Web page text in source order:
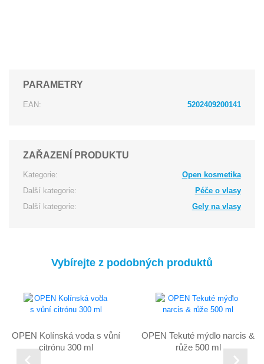
PARAMETRY
EAN: 5202409200141
ZAŘAZENÍ PRODUKTU
Kategorie:
Open kosmetika
Další kategorie:
Péče o vlasy
Další kategorie:
Gely na vlasy
Vybírejte z podobných produktů
OPEN Kolínská voda s vůní
citrónu 300 ml
OPEN Tekuté mýdlo narcis &
růže 500 ml